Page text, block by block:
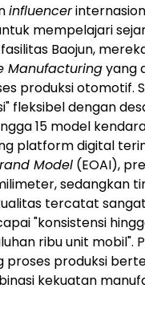
influencer
mempelajari
Baojun,
Manufacturingyang
produksi otomotif.
fleksibel dengan
15 model
platform digital
Model (EOAI),
sedangkan
tercatat
"konsistensi
ribu unit mobil".
proses produksi
kekuatan